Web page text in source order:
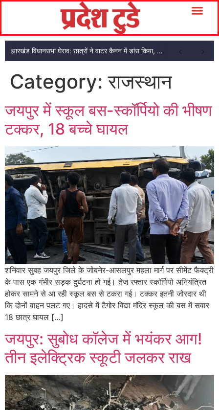
झारखंड विधानसभा घेराव: छात्रों ने वाटर कैनन में डांस किया, देवेंद्रनाथ भी शामिल
Category:राजस्थान
जयपुर में स्कूल बस-स्कॉर्पियो की भीषण
टक्कर, 18 बच्चे घायल
शनिवार सुबह जयपुर जिले के जोबनेर-आसलपुर महला मार्ग पर सीमेंट फैक्ट्री
के पास एक गंभीर सड़क दुर्घटना हो गई। तेज रफ्तार स्कॉर्पियो अनियंत्रित
होकर सामने से आ रही स्कूल बस से टकरा गई। टक्कर इतनी जोरदार थी
कि दोनों वाहन पलट गए। हादसे में टैगोर विद्या मंदिर स्कूल की बस में सवार
18 छात्र घायल […]
जयपुर: सुबोध कॉलेज में भयंकर आग!
तीन इलेक्ट्रिक स्कूटी जलकर राख